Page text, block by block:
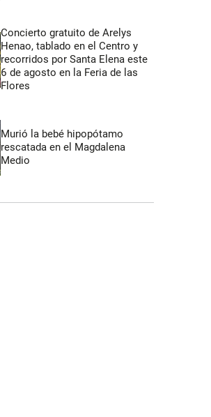
Concierto gratuito de Arelys
Henao, tablado en el Centro y
recorridos por Santa Elena este
6 de agosto en la Feria de las
Flores
Murió la bebé hipopótamo
rescatada en el Magdalena
Medio